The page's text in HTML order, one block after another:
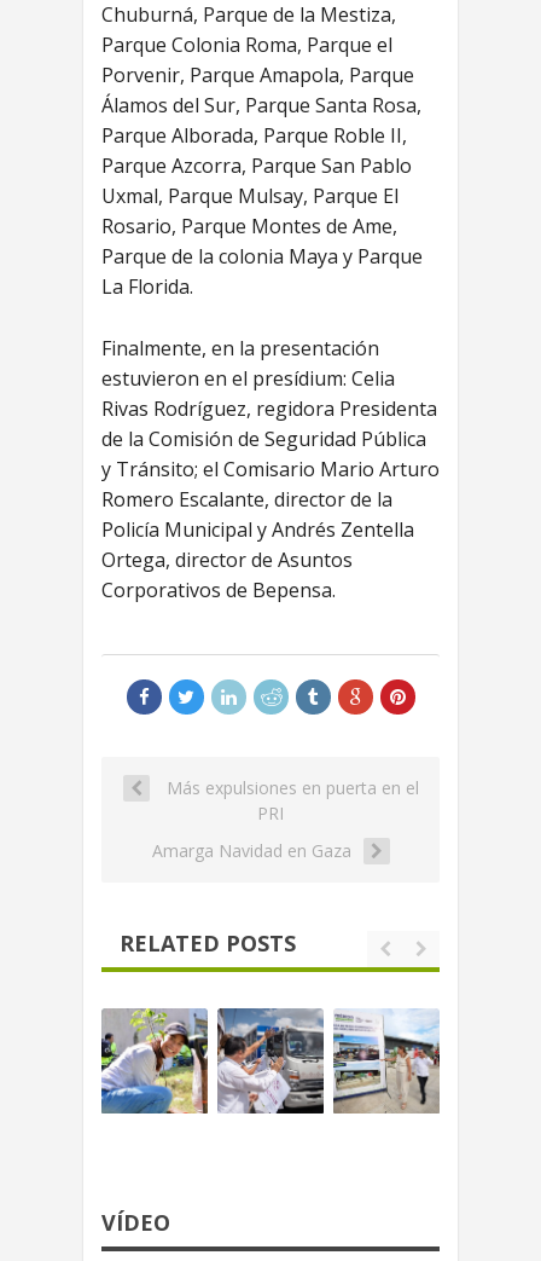
Chuburná, Parque de la Mestiza,
Parque Colonia Roma, Parque el
Porvenir, Parque Amapola, Parque
Álamos del Sur, Parque Santa Rosa,
Parque Alborada, Parque Roble II,
Parque Azcorra, Parque San Pablo
Uxmal, Parque Mulsay, Parque El
Rosario, Parque Montes de Ame,
Parque de la colonia Maya y Parque
La Florida.
Finalmente, en la presentación
estuvieron en el presídium: Celia
Rivas Rodríguez, regidora Presidenta
de la Comisión de Seguridad Pública
y Tránsito; el Comisario Mario Arturo
Romero Escalante, director de la
Policía Municipal y Andrés Zentella
Ortega, director de Asuntos
Corporativos de Bepensa.
Más expulsiones en puerta en el
PRI
Amarga Navidad en Gaza
RELATED POSTS
VÍDEO